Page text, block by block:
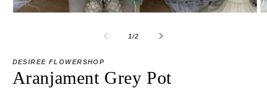
o
fereastră
modală
1/din
2
DESIREE FLOWERSHOP
Aranjament Grey Pot